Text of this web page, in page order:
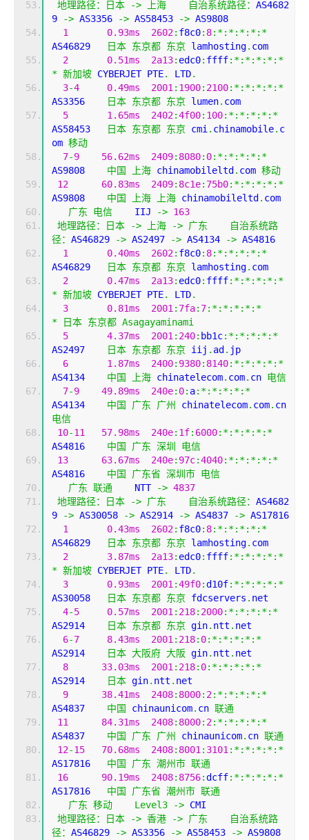
地理路径：日本 -> 上海 自治系统路径： AS4682
9
-> AS3356 -> AS58453 -> AS9808
1
0.93ms 2602: f8c0: 8:*:*:*:*:*
AS46829
日本 东京都 东京 lamhosting. com
2
0.51ms 2a13: edc0: ffff:*:*:*:*:*
* 新加坡 CYBERJET PTE. LTD.
3-4 0.49ms 2001 : 1900: 2100:*:*:*:*:*
AS3356
日本 东京都 东京 lumen. com
5
1.65ms 2402:4f00: 100:*:*:*:*:*
AS58453
日本 东京都 东京 cmi . chinamobile. c
om 移动
7-9 56.62ms 2409: 8080: 0:*:*:*:*:*
AS9808 中国 上海 chinamobileltd . com 移动
12
60.83ms 2409: 8c1e: 75b0:*:*:*:*:*
AS9808 中国 上海 上海 chinamobileltd . com
广东
电信
    IIJ
-> 163
地理路径：日本
-> 上海 -> 广东
自治系统路
径： AS46829 -> AS2497 -> AS4134 -> AS4816
1
0.40ms 2602: f8c0: 8:*:*:*:*:*
AS46829
日本 东京都 东京 lamhosting. com
2
0.47ms 2a13: edc0: ffff:*:*:*:*:*
* 新加坡 CYBERJET PTE. LTD.
3
0.81ms 2001 : 7fa: 7:*:*:*:*:*
*
日本 东京都 Asagayaminami
5
4.37ms 2001 : 240: bb1c:*:*:*:*:*
AS2497
日本 东京都 东京 iij . ad . jp
6
1.87ms 2400: 9380: 8140:*:*:*:*:*
AS4134 中国 上海 chinatelecom. com. cn 电信
7-9 49.89ms 240e: 0: a:*:*:*:*:*
AS4134 中国 广东 广州 chinatelecom. com.
电信
10-11 57.98ms 240e: 1f: 6000:*:*:*:*:*
AS4816 中国 广东 深圳
电信
13
63.67ms 240e: 97c:4040:*:*:*:*:*
AS4816 中国 广东省 深圳市 电信
广东 联通
    NTT
-> 4837
地理路径：日本
-> 广东 自治系统路径： AS4682
9
-> AS30058 -> AS2914 -> AS4837 ->
1
0.43ms 2602: f8c0: 8:*:*:*:*:*
AS46829
日本 东京都 东京 lamhosting. com
2
3.87ms 2a13: edc0: ffff:*:*:*:*:*
* 新加坡 CYBERJET PTE. LTD.
3
0.93ms 2001 :49f0:d10f:*:*:*:*:*
AS30058
日本 东京都 东京 fdcservers . net
4-5 0.57ms 2001 : 218: 2000:*:*:*:*:*
AS2914
日本 东京都 东京 gin. ntt . net
6-7 8.43ms 2001 : 218: 0:*:*:*:*:*
AS2914
日本 大阪府 大阪 gin. ntt . net
8
33.03ms 2001 : 218: 0:*:*:*:*:*
AS2914
日本 gin. ntt . net
9
38.41ms 2408: 8000: 2:*:*:*:*:*
AS4837 中国 chinaunicom. cn 联通
11
84.31ms 2408: 8000: 2:*:*:*:*:*
AS4837 中国 广东 广州 chinaunicom. cn 联通
12-15 70.68ms 2408: 8001 : 3101 :*:*:*:*:*
AS17816 中国 广东 潮州市 联通
16
90.19ms 2408: 8756:dcff:*:*:*:*:*
AS17816 中国 广东省 潮州市 联通
广东 移动 Level3 -> CMI
地理路径：日本
-> 香港 -> 广东
自治系统路
径： AS46829 -> AS3356 -> AS58453 -> AS9808